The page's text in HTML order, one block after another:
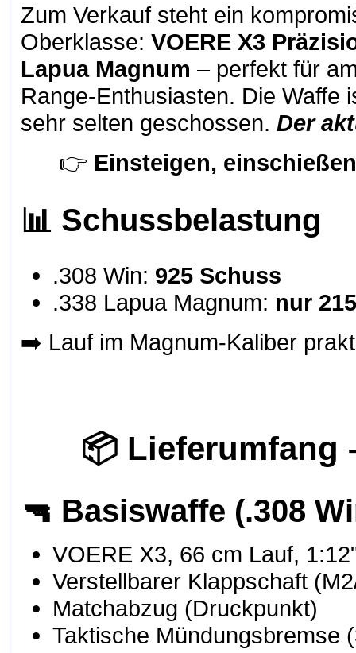
Zum Verkauf steht ein
Oberklasse: VOERE X3
Lapua Magnum – perfekt für
Range-Enthusiasten. Die Waffe
sehr selten geschossen. Der
👉 Einsteigen,
📊 Schussbelastung
.308 Win: 925 Schuss
.338 Lapua Magnum: nur
➡️ Lauf im Magnum-Kaliber
📦 Lieferumfang
🔫 Basiswaffe (.308
VOERE X3, 66 cm Lauf,
Verstellbarer Klappschaft
Matchabzug (Druckpunkt)
Taktische Mündungsbremse